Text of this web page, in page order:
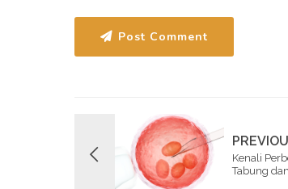
Post Comment
Kenali
Tabung